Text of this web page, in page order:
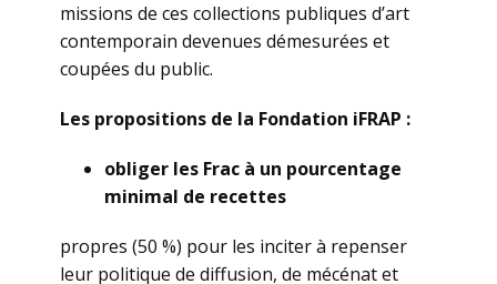
missions de ces collections publiques d’art
contemporain devenues démesurées et
coupées du public.
Les propositions de la Fondation iFRAP :
obliger les Frac à un pourcentage
minimal de recettes
propres (50 %) pour les inciter à repenser
leur politique de diffusion, de mécénat et